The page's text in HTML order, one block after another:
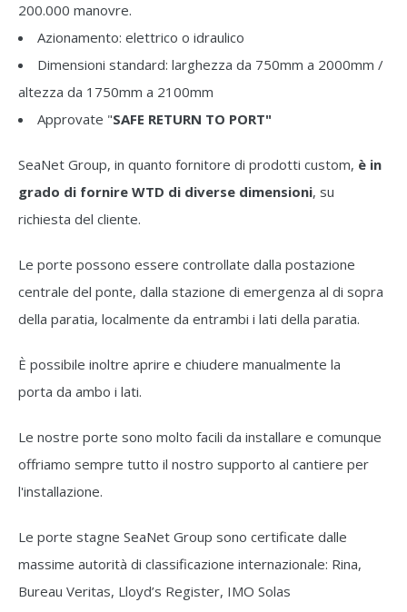
200.000 manovre.
Azionamento: elettrico o idraulico
Dimensioni standard: larghezza da 750mm a 2000mm /
altezza da 1750mm a 2100mm
Approvate "SAFE RETURN TO PORT"
SeaNet Group, in quanto fornitore di prodotti custom, è in
grado di fornire WTD di diverse dimensioni, su
richiesta del cliente.
Le porte possono essere controllate dalla postazione
centrale del ponte, dalla stazione di emergenza al di sopra
della paratia, localmente da entrambi i lati della paratia.
È possibile inoltre aprire e chiudere manualmente la
porta da ambo i lati.
Le nostre porte sono molto facili da installare e comunque
offriamo sempre tutto il nostro supporto al cantiere per
l'installazione.
Le porte stagne SeaNet Group sono certificate dalle
massime autorità di classificazione internazionale: Rina,
Bureau Veritas, Lloyd’s Register, IMO Solas